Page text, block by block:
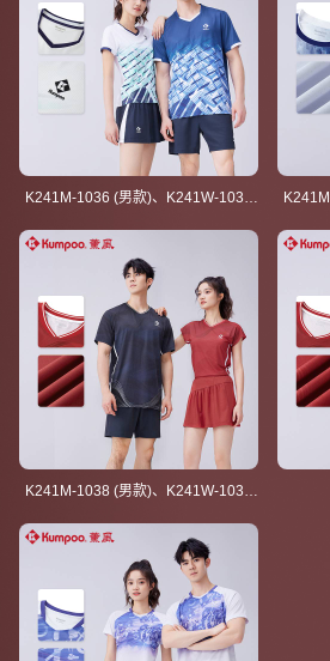
K241M-1036 (男款)、K241W-1036
K241M-1038 (男款)、K241W-1038